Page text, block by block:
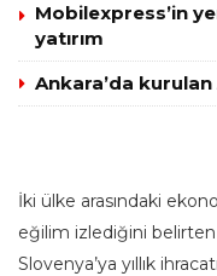
Mobilexpress’in
yatırım
Ankara’da
İki ülke arasındaki
eğilim izlediğini belirten
Slovenya’ya yıllık